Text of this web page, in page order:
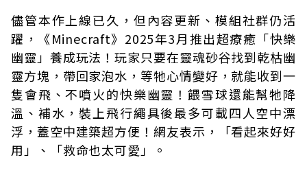
儘管本作上線已久，但內容更新、模組社群仍活
躍，《Minecraft》2025年3月推出超療癒「快樂
幽靈」養成玩法！玩家只要在靈魂砂谷找到乾枯幽
靈方塊，帶回家泡水，等牠心情變好，就能收到一
隻會飛、不噴火的快樂幽靈！餵雪球還能幫牠降
溫、補水，裝上飛行繩具後最多可載四人空中漂
浮，蓋空中建築超方便！網友表示，「看起來好好
用」、「救命也太可愛」。